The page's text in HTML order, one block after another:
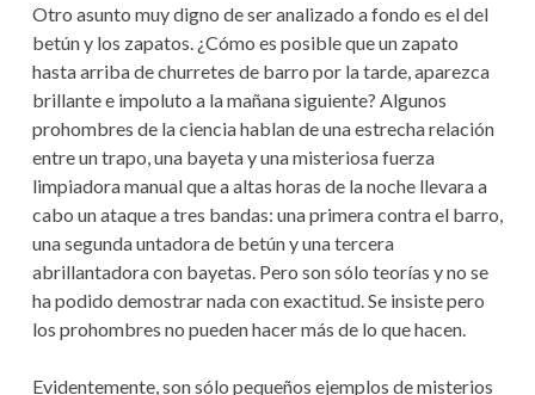
Otro asunto muy digno de ser analizado a fondo es el del
betún y los zapatos. ¿Cómo es posible que un zapato
hasta arriba de churretes de barro por la tarde, aparezca
brillante e impoluto a la mañana siguiente? Algunos
prohombres de la ciencia hablan de una estrecha relación
entre un trapo, una bayeta y una misteriosa fuerza
limpiadora manual que a altas horas de la noche llevara a
cabo un ataque a tres bandas: una primera contra el barro,
una segunda untadora de betún y una tercera
abrillantadora con bayetas. Pero son sólo teorías y no se
ha podido demostrar nada con exactitud. Se insiste pero
los prohombres no pueden hacer más de lo que hacen.
Evidentemente, son sólo pequeños ejemplos de misterios